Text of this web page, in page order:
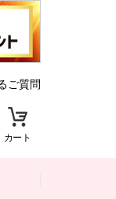
ご質問
カート